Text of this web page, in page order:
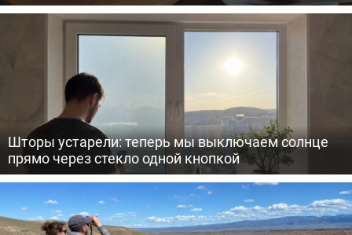
Шторы устарели: теперь мы выключаем солнце
прямо через стекло одной кнопкой